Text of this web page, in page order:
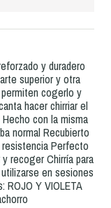
y duradero
superior y otra
cogerlo y
hacer chirriar el
con la misma
normal Recubierto
resistencia Perfecto
recoger Chirría para
en sesiones
ROJO Y VIOLETA